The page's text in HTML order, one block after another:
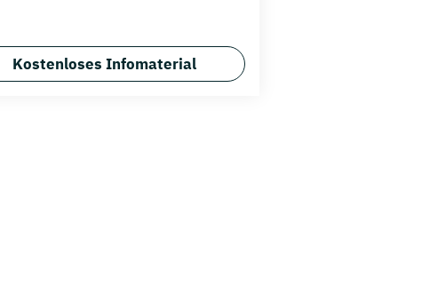
Kostenloses Infomaterial